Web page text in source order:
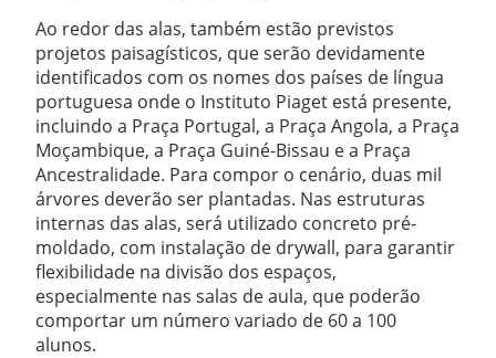
Ao redor das alas, também estão previstos
projetos paisagísticos, que serão devidamente
identificados com os nomes dos países de língua
portuguesa onde o Instituto Piaget está presente,
incluindo a Praça Portugal, a Praça Angola, a Praça
Moçambique, a Praça Guiné-Bissau e a Praça
Ancestralidade. Para compor o cenário, duas mil
árvores deverão ser plantadas. Nas estruturas
internas das alas, será utilizado concreto pré-
moldado, com instalação de drywall, para garantir
flexibilidade na divisão dos espaços,
especialmente nas salas de aula, que poderão
comportar um número variado de 60 a 100
alunos.